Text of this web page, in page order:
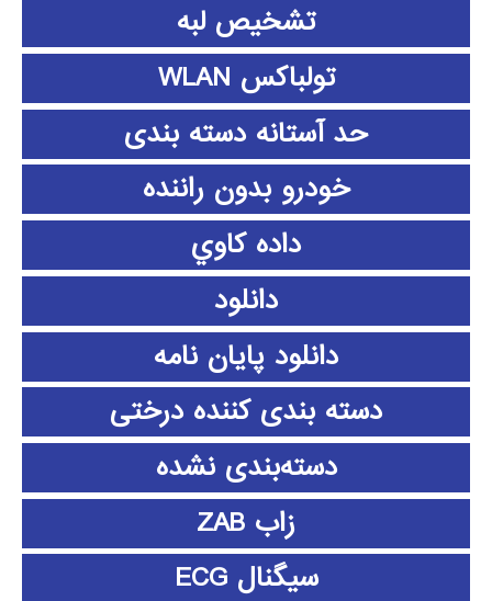
تشخیص لبه
تولباکس WLAN
حد آستانه دسته بندی
خودرو بدون راننده
داده كاوي
دانلود
دانلود پايان نامه
دسته بندی کننده درختی
دسته‌بندی نشده
زاب ZAB
سیگنال ECG